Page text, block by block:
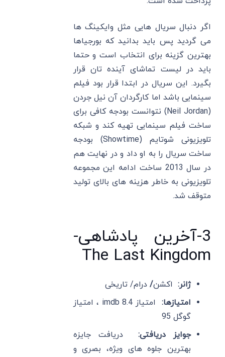
اگر دنبال سریال هایی مثل وایکینگ ها
می گردید پس باید بدانید که بورجیاها
بهترین گزینه برای انتخاب است و حتما
باید در لیست تماشای آینده تان قرار
بگیرد. این سریال در ابتدا قرار بود فیلم
سینمایی باشد اما کارگردان آن نیل جردن
(Neil Jordan) نتوانست بودجه کافی برای
ساخت فیلم سینمایی تهیه کند و شبکه
تلویزیونی شوتایم (Showtime) بودجه
ساخت سریال را به او داد و در نهایت هم
در سال 2013 ساخت ادامه این مجموعه
تلویزیونی به خاطر هزینه های بالای تولید
متوقف شد.
3-آخرین پادشاهی-
The Last Kingdom
ژانر: اکشن/ درام/ تاریخی
امتیازها:
امتیاز imdb 8.4 ، امتیاز
گوگل 95
جوایز دریافتی:دریافت جایزه
بهترین جلوه های ویژه، بصری و